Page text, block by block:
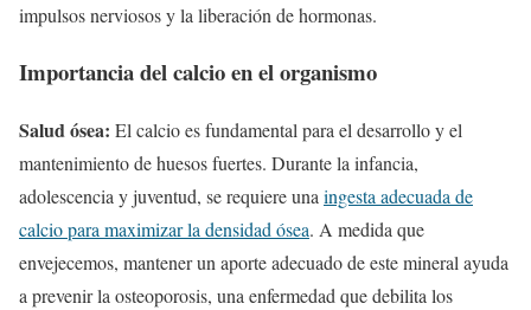
impulsos nerviosos y la liberación de hormonas.
Importancia del calcio en el organismo
Salud ósea: El calcio es fundamental para el desarrollo y el
mantenimiento de huesos fuertes. Durante la infancia,
adolescencia y juventud, se requiere una ingesta adecuada de
calcio para maximizar la densidad ósea. A medida que
envejecemos, mantener un aporte adecuado de este mineral ayuda
a prevenir la osteoporosis, una enfermedad que debilita los